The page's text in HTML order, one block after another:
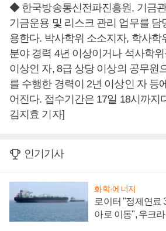
◆ 한국방송통신전파진흥원, 기금
기금운용 및 리스크 관리 업무를 담
용한다. 박사학위 소소지자, 학사학
분야 경력 4년 이상이거나 석사학
이상인 자, 8급 상당 이상의 공무원
를 수행한 경력이 2년 이상인 자 등
어진다. 접수기간은 17일 18시까지
김지효 기자]
인기기사
화학·에너지
로이터 "정제연료
아로 이동", 우크